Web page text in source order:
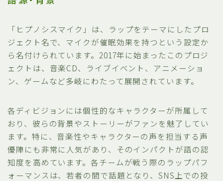
「ヒプノシスマイク」は、ラップをテーマにしたプロ
ジェクト名で、マイクが催眠効果を持つという設定か
ら名付けられています。2017年に始まったこのプロジ
ェクトは、音楽CD、ライブイベント、アニメーショ
ン、ゲームなど多岐にわたって展開されています。
各ディビジョンには個性的なキャラクターが所属して
おり、彼らの背景やストーリーがファンを魅了してい
ます。特に、音楽性やキャラクターの声を担当する声
優陣にも非常に人気があり、そのインパクトが語の認
知度を高めています。各チームが戦う際のラップパフ
ォーマンスは、若者の間で話題となり、SNS上での投